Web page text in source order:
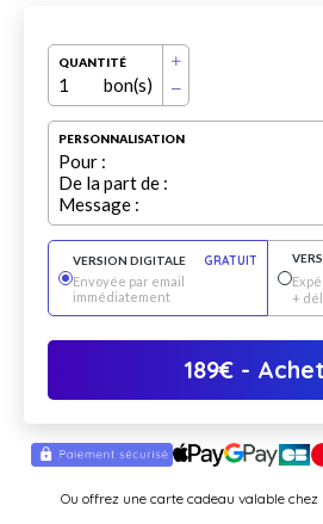
QUANTITÉ
1 bon(s)
PERSONNALISATION
Pour :
De la part de :
Message :
VERSION DIGITALE
GRATUIT
Envoyée par email
immédiatement
+
189€ -
Ou offrez une carte cadeau valable